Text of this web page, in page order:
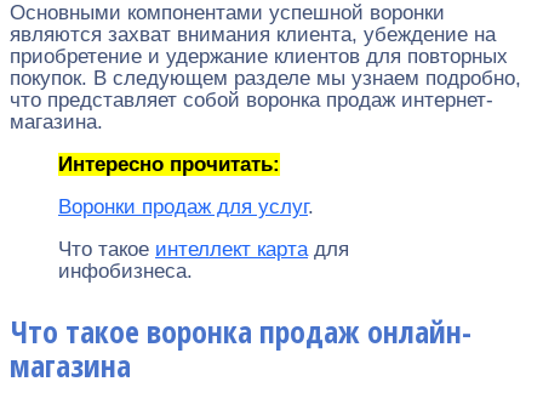
Основными компонентами успешной воронки
являются захват внимания клиента, убеждение на
приобретение и удержание клиентов для повторных
покупок. В следующем разделе мы узнаем подробно,
что представляет собой воронка продаж интернет-
магазина.
Интересно прочитать:
Воронки продаж для услуг.
Что такое интеллект картадля
инфобизнеса.
Что такое воронка продаж онлайн-
магазина